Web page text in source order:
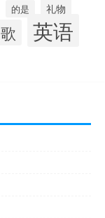
的是 礼物
英语